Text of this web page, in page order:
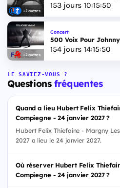
+2 autres
153jours 10:15:49
+2 autres
Concert
500 Voix Pour
154jours 14:15:49
LE SAVIEZ-VOUS ?
Questionsfréquentes
Quand a lieu Hubert Felix
Compiegne - 24 janvier 2027 ?
Hubert Felix Thiefaine - Margny
2027 a lieu le 24 janvier 2027.
Où réserver Hubert Felix
Compiegne - 24 janvier 2027 ?